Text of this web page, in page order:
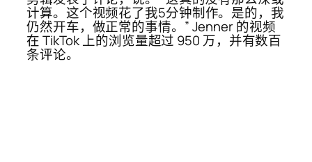
计算。这个视频花了我5分钟制作。是的，我
仍然开车，做正常的事情。” Jenner 的视频
在 TikTok 上的浏览​​量超过 950 万，并有数百
条评论。